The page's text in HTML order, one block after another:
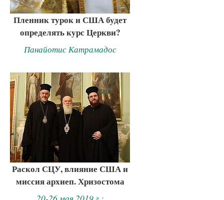
Пленник турок и США будет
определять курс Церкви?
Панайотис Катрамадос
Раскол СЦУ, влияние США и
миссия архиеп. Хризостома